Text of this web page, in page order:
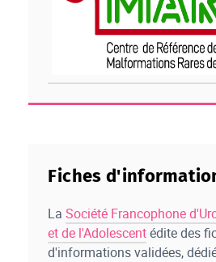
Fiches
LaSociété Francophone
et de l'Adolescentédite des
d'informations validées,